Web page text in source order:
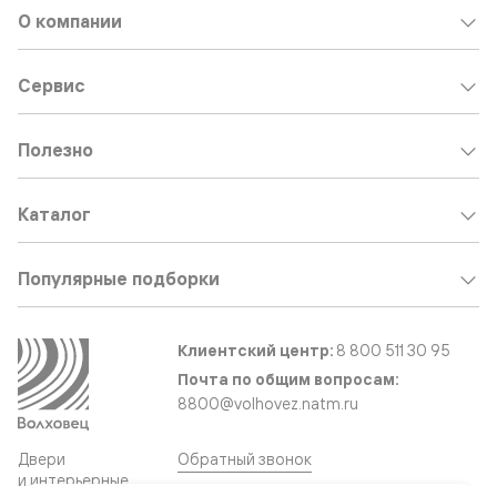
Двери
и интерьерные
О компании
Сервис
Полезно
Каталог
Популярные подборки
Клиентский центр: 8 800 511 30 95
Почта по общим вопросам:
8800@volhovez.natm.ru
Обратный звонок